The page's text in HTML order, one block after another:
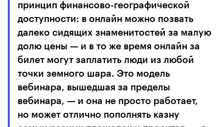
принцип финансово-географической
доступности: в онлайн можно позвать
далеко сидящих знаменитостей за малую
долю цены — и в то же время онлайн за
билет могут заплатить люди из любой
точки земного шара. Это модель
вебинара, вышедшая за пределы
вебинара, — и она не просто работает,
но может отлично пополнять казну